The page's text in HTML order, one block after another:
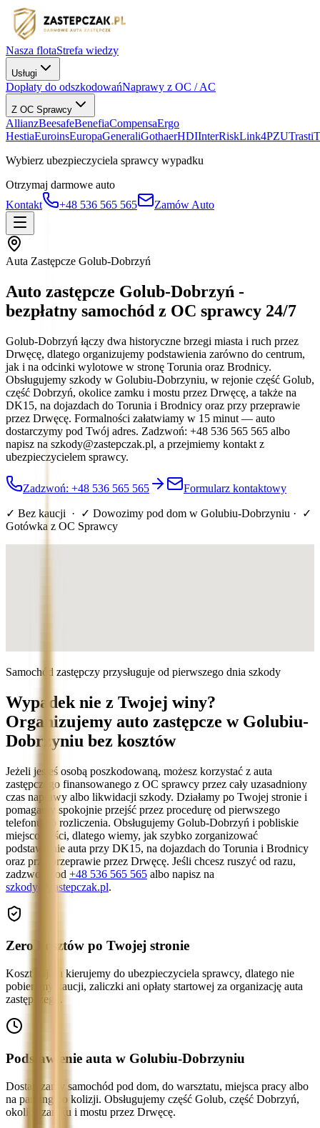
Nasza flotaStrefa wiedzy
Usługi
Dopłaty do odszkodowańNaprawy z OC / AC
Z OC Sprawcy
AllianzBeesafeBenefiaCompensaErgo
HestiaEuroinsEuropaGeneraliGothaerHDIInterRiskLink4PZUTrasti
Wybierz ubezpieczyciela sprawcy wypadku
Otrzymaj darmowe auto
Kontakt
+48 536 565 565 Zamów Auto
Auta Zastępcze Golub-Dobrzyń
Auto zastępcze Golub-Dobrzyń -
bezpłatny samochód z OC sprawcy 24/7
Golub-Dobrzyń łączy dwa historyczne brzegi miasta i ruch przez
Drwęcę, dlatego organizujemy podstawienia zarówno do centrum,
jak i na odcinki wylotowe w stronę Torunia oraz Brodnicy.
Obsługujemy szkody w Golubiu-Dobrzyniu, w rejonie część Golub,
część Dobrzyń, okolice zamku i mostu przez Drwęcę, a także na
DK15, na dojazdach do Torunia i Brodnicy oraz przy przeprawie
przez Drwęcę. Formalności załatwiamy w 15 minut — auto
dostarczymy pod Twój adres. Zadzwoń: +48 536 565 565 albo
napisz na szkody@zastepczak.pl, a przejmiemy kontakt z
ubezpieczycielem sprawcy.
Zadzwoń: +48 536 565 565 Formularz kontaktowy
✓ Bez kaucji · ✓ Dowozimy pod dom w Golubiu-Dobrzyniu · ✓
Gotówka z OC Sprawcy
Samochód zastępczy przysługuje od pierwszego dnia szkody
Wypadek nie z Twojej winy?
Organizujemy auto zastępcze w Golubiu-
Dobrzyniu bez kosztów
Jeżeli jesteś osobą poszkodowaną, możesz korzystać z auta
zastępczego finansowanego z OC sprawcy przez cały uzasadniony
czas naprawy albo likwidacji szkody. Działamy po Twojej stronie i
pomagamy spokojnie przejść przez procedurę od pierwszego
telefonu do rozliczenia. Obsługujemy Golub-Dobrzyń i pobliskie
miejscowości, dlatego wiemy, jak szybko zorganizować
podstawienie auta przy DK15, na dojazdach do Torunia i Brodnicy
oraz przy przeprawie przez Drwęcę. Jeśli chcesz ruszyć od razu,
zadzwoń pod +48 536 565 565 albo napisz na
szkody@zastepczak.pl.
Zero kosztów po Twojej stronie
Koszt najmu kierujemy do ubezpieczyciela sprawcy, dlatego nie
pobieramy kaucji, zaliczki ani opłaty startowej za organizację auta
zastępczego.
Podstawienie auta w Golubiu-Dobrzyniu
Dostarczamy samochód pod dom, do warsztatu, miejsca pracy albo
na parking po kolizji. Obsługujemy część Golub, część Dobrzyń,
okolice zamku i mostu przez Drwęcę.